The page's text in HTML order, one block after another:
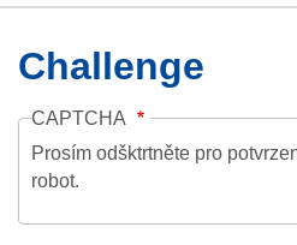
DomůKolekce
Prohlížení
Vyhledávání
O platformě
Nápověda
Kontakt
Challenge
CAPTCHA
Prosím odšktrtněte pro
robot.